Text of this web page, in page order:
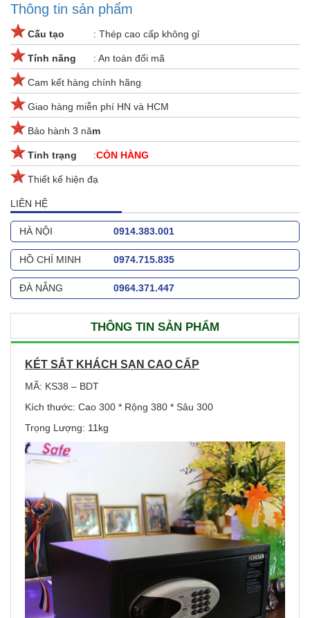
Thông tin sản phẩm
Cấu tạo : Thép cao cấp không gỉ
Tính năng : An toàn đổi mã
Cam kết hàng chính hãng
Giao hàng miễn phí HN và HCM
Bảo hành 3 năm
Tinh trạng :CÒN HÀNG
Thiết kế hiện đạ
LIÊN HỆ
HÀ NỘI 0914.383.001
HỒ CHÍ MINH 0974.715.835
ĐÀ NẴNG 0964.371.447
THÔNG TIN SẢN PHẨM
KÉT SẮT KHÁCH SẠN CAO CẤP
MÃ: KS38 – BDT
Kích thước: Cao 300 * Rộng 380 * Sâu 300
Trọng Lượng: 11kg